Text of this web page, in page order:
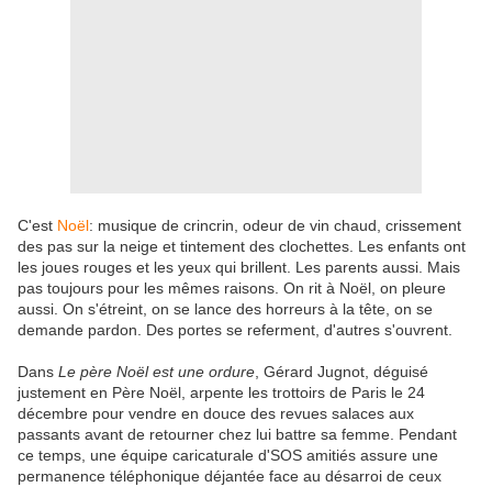
C'est Noël: musique de crincrin, odeur de vin chaud, crissement
des pas sur la neige et tintement des clochettes. Les enfants ont
les joues rouges et les yeux qui brillent. Les parents aussi. Mais
pas toujours pour les mêmes raisons. On rit à Noël, on pleure
aussi. On s'étreint, on se lance des horreurs à la tête, on se
demande pardon. Des portes se referment, d'autres s'ouvrent.
Dans Le père Noël est une ordure , Gérard Jugnot, déguisé
justement en Père Noël, arpente les trottoirs de Paris le 24
décembre pour vendre en douce des revues salaces aux
passants avant de retourner chez lui battre sa femme. Pendant
ce temps, une équipe caricaturale d'SOS amitiés assure une
permanence téléphonique déjantée face au désarroi de ceux